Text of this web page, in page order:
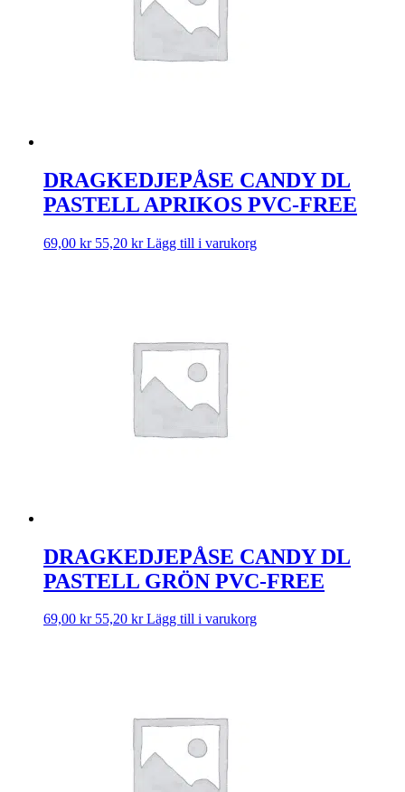
DRAGKEDJEPÅSE CANDY DL
PASTELL APRIKOS PVC-FREE
69,00 kr 55,20 kr Lägg till i varukorg
DRAGKEDJEPÅSE CANDY DL
PASTELL GRÖN PVC-FREE
69,00 kr 55,20 kr Lägg till i varukorg